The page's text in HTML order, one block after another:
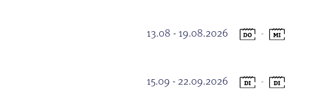
13.08 - 19.08.2026 -
15.09 - 22.09.2026 -